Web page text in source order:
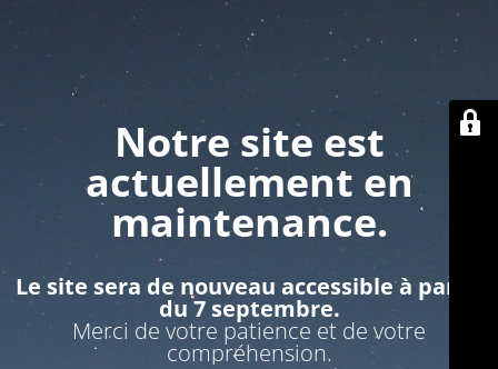
Notre site est
actuellement en
maintenance.
Le site sera de nouveau accessible à partir
du 7 septembre.
Merci de votre patience et de votre
compréhension.